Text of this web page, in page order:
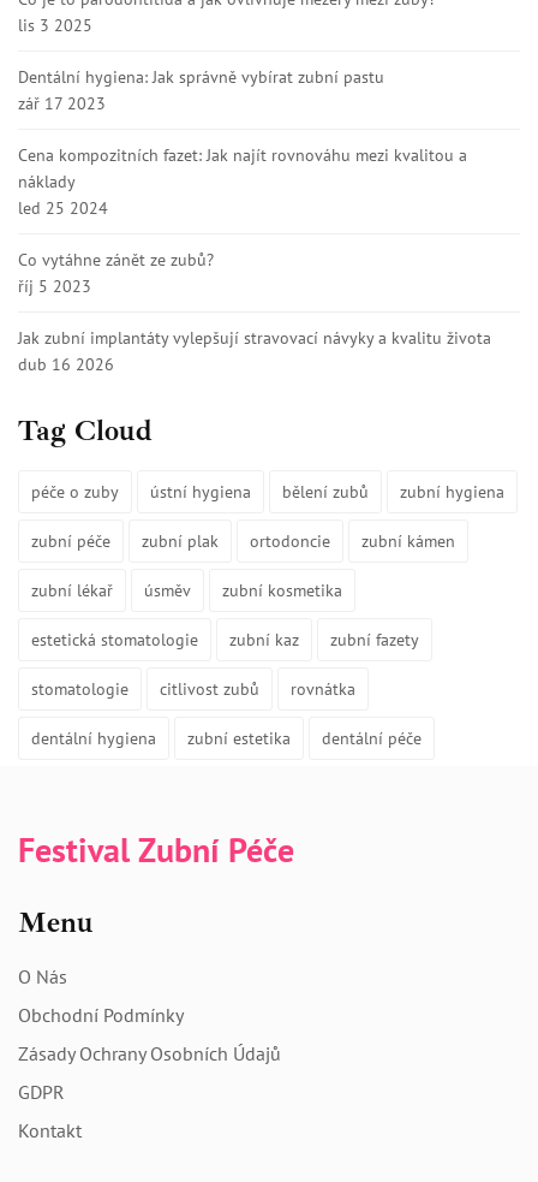
lis 3 2025
Dentální hygiena: Jak správně vybírat zubní pastu
zář 17 2023
Cena kompozitních fazet: Jak najít rovnováhu mezi kvalitou a
náklady
led 25 2024
Co vytáhne zánět ze zubů?
říj 5 2023
Jak zubní implantáty vylepšují stravovací návyky a kvalitu života
dub 16 2026
Tag Cloud
péče o zuby ústní hygiena bělení zubů zubní hygiena
zubní péče zubní plak ortodoncie zubní kámen
zubní lékař úsměv zubní kosmetika
estetická stomatologie zubní kaz zubní fazety
stomatologie citlivost zubů rovnátka
dentální hygiena zubní estetika dentální péče
Festival Zubní Péče
Menu
O Nás
Obchodní Podmínky
Zásady Ochrany Osobních Údajů
GDPR
Kontakt